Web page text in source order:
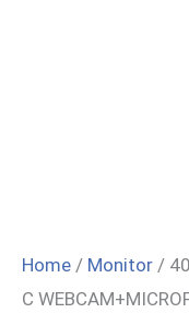
Home / Monitor /
C